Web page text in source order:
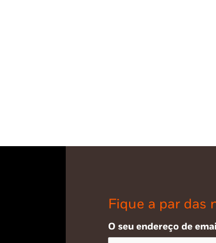
Fique a par das
O seu endereço de